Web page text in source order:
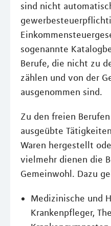
sind nicht
sogenannte
Berufe, die nicht zu
zählen und von der
ausgenommen sind.
Zu den freien
ausgeübte
Waren hergestellt
vielmehr dienen die
Gemeinwohl. Dazu
Medizinische und
Krankenpfleger,